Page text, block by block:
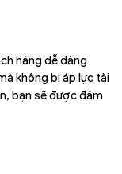
hàng dễ dàng
không bị áp lực tài
bạn sẽ được đảm